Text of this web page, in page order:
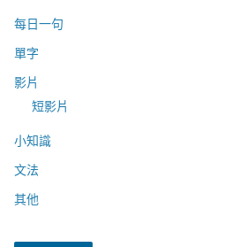
每日一句
單字
影片
短影片
小知識
文法
其他